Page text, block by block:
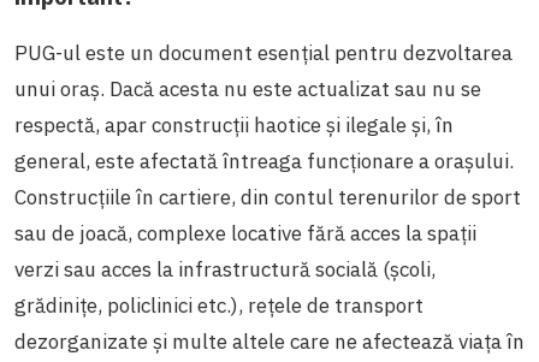
PUG-ul este un document esențial pentru dezvoltarea
unui oraș. Dacă acesta nu este actualizat sau nu se
respectă, apar construcții haotice și ilegale și, în
general, este afectată întreaga funcționare a orașului.
Construcțiile în cartiere, din contul terenurilor de sport
sau de joacă, complexe locative fără acces la spații
verzi sau acces la infrastructură socială (școli,
grădinițe, policlinici etc.), rețele de transport
dezorganizate și multe altele care ne afectează viața în